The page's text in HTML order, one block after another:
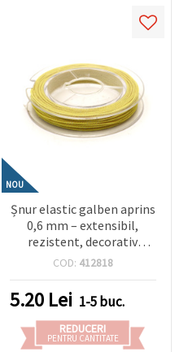
NOU
Șnur elastic galben aprins
0,6 mm – extensibil,
rezistent, decorativ
pentru hobby și craft, rolă
COD: 412818
5.20 Lei 1-5 buc.
REDUCERI
PENTRU CANTITATE